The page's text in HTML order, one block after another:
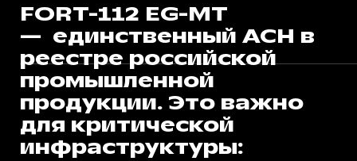
FОRT-112 EG-MT
— единственный АСН в
реестре российской
промышленной
продукции. Это важно
для критической
инфраструктуры: